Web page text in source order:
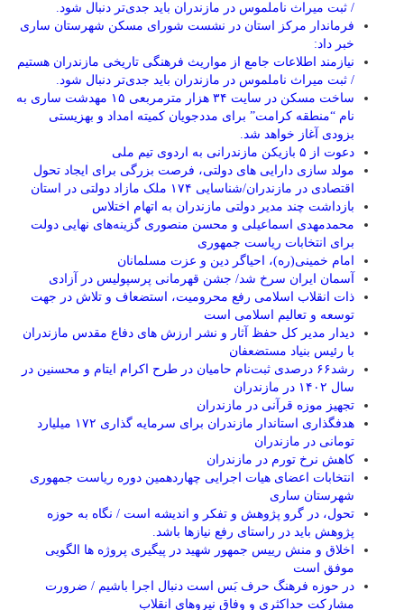
/ ثبت میراث ناملموس در مازندران باید جدی‌تر دنبال شود.
فرماندار مرکز استان در نشست شورای مسکن شهرستان ساری
خبر داد:
نیازمند اطلاعات جامع از مواریث فرهنگی تاریخی مازندران هستیم
/ ثبت میراث ناملموس در مازندران باید جدی‌تر دنبال شود.
ساخت مسکن در سایت ۳۴ هزار مترمربعی ۱۵ مهدشت ساری به
نام “منطقه کرامت” برای مددجویان کمیته امداد و بهزیستی
بزودی آغاز خواهد شد.
دعوت از ۵ بازیکن مازندرانی به اردوی تیم ملی
مولد سازی دارایی های دولتی، فرصت بزرگی برای ایجاد تحول
اقتصادی در مازندران/شناسایی ۱۷۴ ملک مازاد دولتی در استان
بازداشت چند مدیر دولتی مازندران به اتهام اختلاس
محمدمهدی اسماعیلی و محسن منصوری گزینه‌های نهایی دولت
برای انتخابات ریاست جمهوری
امام خمینی(ره)، احیاگر دین و عزت مسلمانان
آسمان ایران سرخ شد/ جشن قهرمانی پرسپولیس در آزادی
ذات انقلاب اسلامی رفع محرومیت، استضعاف و تلاش در جهت
توسعه و تعالیم اسلامی است
دیدار مدیر کل حفظ آثار و نشر ارزش های دفاع مقدس مازندران
با رئیس بنیاد مستضعفان
رشد۶۶ درصدی ثبت‌نام حامیان در طرح اکرام ایتام و محسنین در
سال ۱۴۰۲ در مازندران
تجهیز موزه قرآنی در مازندران
هدفگذاری استاندار مازندران برای سرمایه گذاری ۱۷۲ میلیارد
تومانی در مازندران
کاهش نرخ تورم در مازندران
انتخابات اعضای هیات اجرایی چهاردهمین دوره ریاست جمهوری
شهرستان ساری
تحول، در گرو پژوهش و تفکر و اندیشه است / نگاه به حوزه
پژوهش باید در راستای رفع نیازها باشد.
اخلاق و‌ منش رییس جمهور شهید در پیگیری پروژه ها الگویی
موفق است
در حوزه فرهنگ حرف بَس است دنبال اجرا باشیم / ضرورت
مشارکت حداکثری و وفاق نیروهای انقلاب